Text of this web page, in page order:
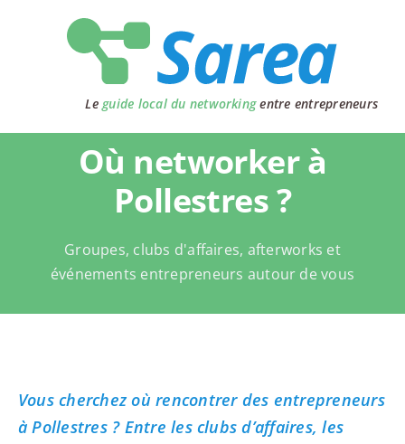
Le guide local du networkingentre entrepreneurs
Où networker à
Pollestres ?
Groupes, clubs d'affaires, afterworks et
événements entrepreneurs autour de vous
Vous cherchez où rencontrer des entrepreneurs
à Pollestres ? Entre les clubs d’affaires, les